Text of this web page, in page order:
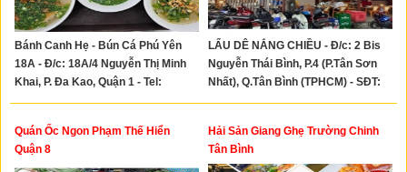
Bánh Canh Hẹ - Bún Cá Phú Yên
18A - Đ/c: 18A/4 Nguyễn Thị Minh
Khai, P. Đa Kao, Quận 1 - Tel:
0933066262
LẨU DÊ NẮNG CHIỀU - Đ/c: 2 Bis
Nguyễn Thái Bình, P.4 (P.Tân Sơn
Nhất), Q.Tân Bình (TPHCM) - SĐT:
0981927946
Quán Ốc Ngon Phạm Thế Hiển
Quận 8
Hải Sản Giang Ghẹ Trường Chinh
Tân Bình